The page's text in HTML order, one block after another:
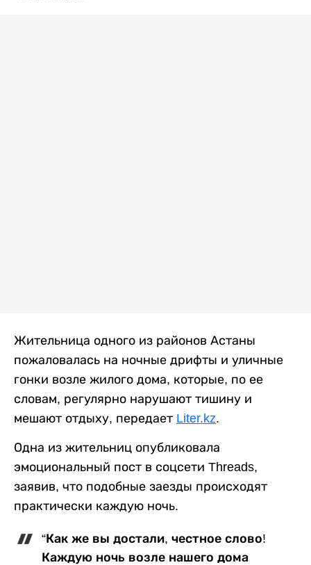
Жительница одного из районов Астаны
пожаловалась на ночные дрифты и уличные
гонки возле жилого дома, которые, по ее
словам, регулярно нарушают тишину и
мешают отдыху, передает Liter.kz.
Одна из жительниц опубликовала
эмоциональный пост в соцсети Threads,
заявив, что подобные заезды происходят
практически каждую ночь.
“Как же вы достали, честное слово!
Каждую ночь возле нашего дома